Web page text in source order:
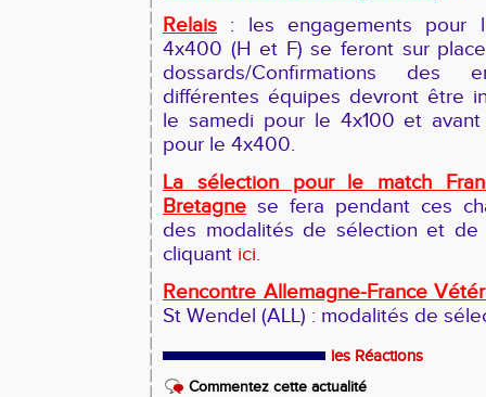
Relais : les engagements pour
4x400 (H et F) se feront sur
dossards/Confirmations des
différentes équipes devront être
le samedi pour le 4x100 et
pour le 4x400.
La sélection pour le match
Bretagne se fera pendant ces
des modalités de sélection et
cliquant ici.
Rencontre Allemagne-France
St Wendel (ALL) : modalités de
les Réactions
Commentez cette actualité